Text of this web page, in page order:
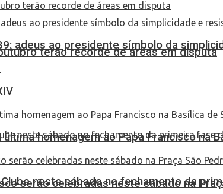
terão recorde de áreas em disputa
neste sábado no fechamento da
adeus ao presidente símbolo da
homenagem ao Papa Francisco na
serão celebradas neste sábado na